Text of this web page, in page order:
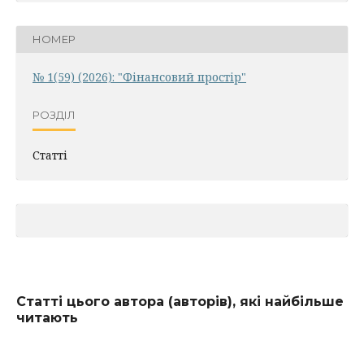
НОМЕР
№ 1(59) (2026): "Фінансовий простір"
РОЗДІЛ
Статті
Статті цього автора (авторів), які найбільше
читають